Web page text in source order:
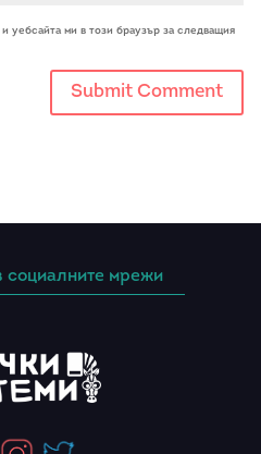
уебсайта ми в този браузър за следващия
социалните мрежи